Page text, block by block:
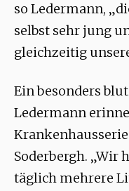
so Ledermann,
selbst sehr jung
gleichzeitig
Ein besonders
Ledermann
Krankenhausserie
Soderbergh. „Wir
täglich mehrere